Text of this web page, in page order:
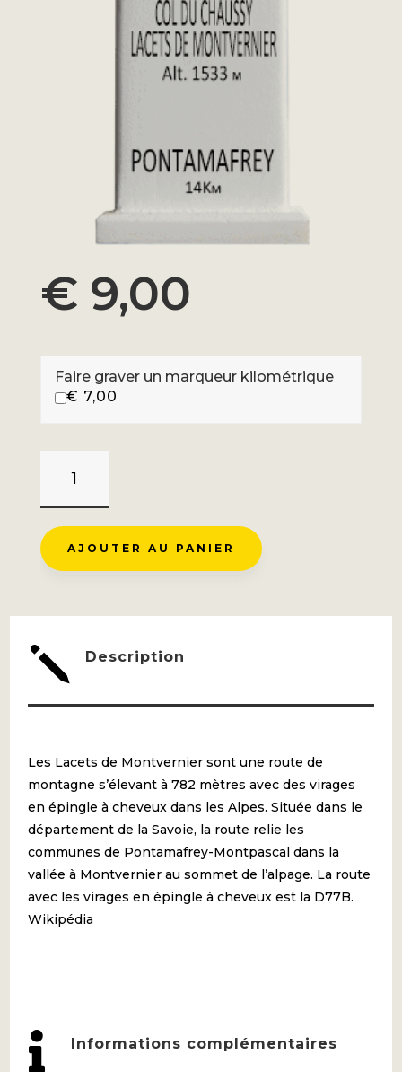
€ 9,00
Faire graver un marqueur kilométrique
€ 7,00
CHAUSSY
-
LACETS
MONTVERNIER
AJOUTER AU PANIER
j Description
Les Lacets de Montvernier sont une route de
montagne s’élevant à 782 mètres avec des virages
en épingle à cheveux dans les Alpes. Située dans le
département de la Savoie, la route relie les
communes de Pontamafrey-Montpascal dans la
vallée à Montvernier au sommet de l’alpage. La route
avec les virages en épingle à cheveux est la D77B.
Wikipédia
 Informations complémentaires